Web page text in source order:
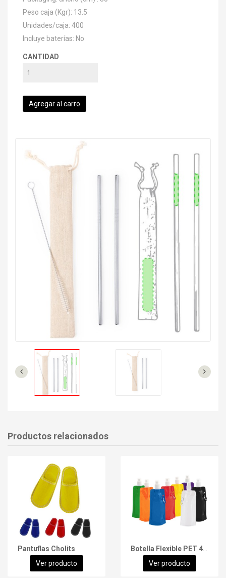
Peso caja (Kgr): 13.5
Unidades/caja: 400
Incluye baterías: No
CANTIDAD
Productos relacionados
Pantuflas Cholits
Ver producto
Ver producto